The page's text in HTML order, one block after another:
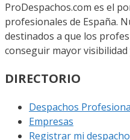
ProDespachos.com es el
profesionales de España.
destinados a que los
conseguir mayor
DIRECTORIO
Despachos
Empresas
Registrar mi despacho